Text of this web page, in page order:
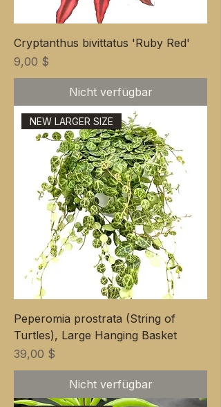
Cryptanthus bivittatus 'Ruby Red'
Preis
9,00 $
Nicht verfügbar
NEW LARGER SIZE
Peperomia prostrata (String of
Turtles), Large Hanging Basket
Preis
39,00 $
Nicht verfügbar